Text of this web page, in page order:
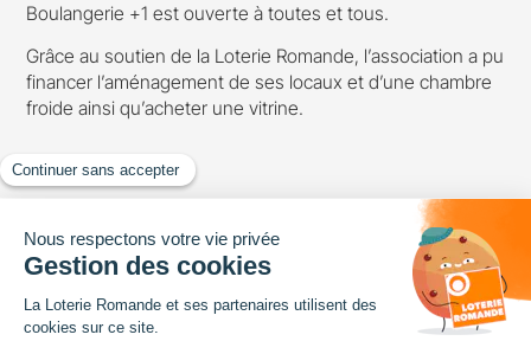
Boulangerie +1 est ouverte à toutes et tous.
Grâce au soutien de la Loterie Romande, l’association a pu
financer l’aménagement de ses locaux et d’une chambre
froide ainsi qu’acheter une vitrine.
Loterie Romande